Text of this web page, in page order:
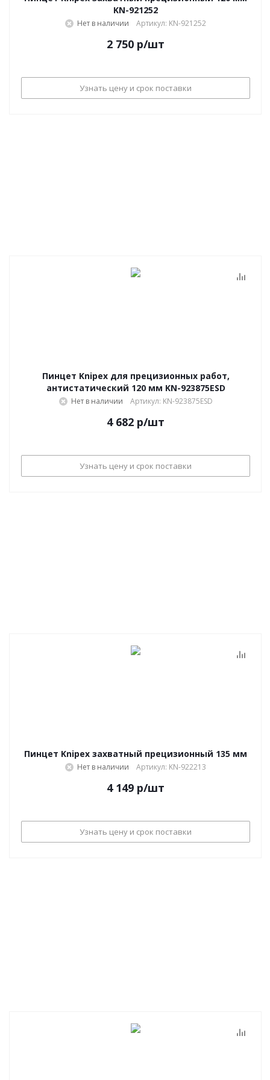
KN-921252
Нет в наличии Артикул: KN-921252
2 750 р/шт
Узнать цену и срок поставки
Пинцет Knipex для прецизионных работ,
антистатический 120 мм KN-923875ESD
Нет в наличии Артикул: KN-923875ESD
4 682 р/шт
Узнать цену и срок поставки
Пинцет Knipex захватный прецизионный 135 мм
Нет в наличии Артикул: KN-922213
4 149 р/шт
Узнать цену и срок поставки